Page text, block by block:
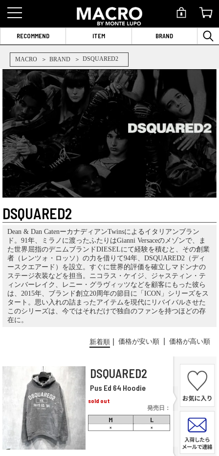
RECOMMEND ITEM BRAND
MACRO BRAND DSQUARED2
DSQUARED2
Dean & Dan CatenーカナディアンTwinsによるイタリアンブラン
ド。91年、ミラノに渡ったふたりはGianni Versaceのメゾンで、ま
た世界屈指のデニムブランドDIESELにて経験を積むと、その創業
者（レンツォ・ロッソ）の力を借りて94年、DSQUARED2（ディ
ースクエアード）を設立。すぐに世界的評価を確立しマドンナの
ステージ衣装などを担当。ニコラス・ケイジ、ジャスティン・テ
ィンバーレイク、レニー・グラヴィッツなどを顧客にもった彼ら
は、2015年、ブランド創立20周年の節目に「ICON」シリーズをス
タート。思い入れの詰まったアイテムを現代にリバイバルさせた
このシリーズは、今ではそれだけで独自のファンを持つほどの存
在に。
新着順 価格が安い順 価格が高い順
DSQUARED2
Pus Ed 64 Hoodie
sold out
発売日：
M L
× ×